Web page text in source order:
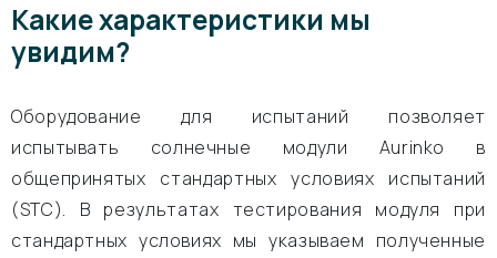
Какие характеристики мы
увидим?
Оборудование для испытаний позволяет
испытывать солнечные модули Aurinko в
общепринятых стандартных условиях испытаний
(STC). В результатах тестирования модуля при
стандартных условиях мы указываем полученные